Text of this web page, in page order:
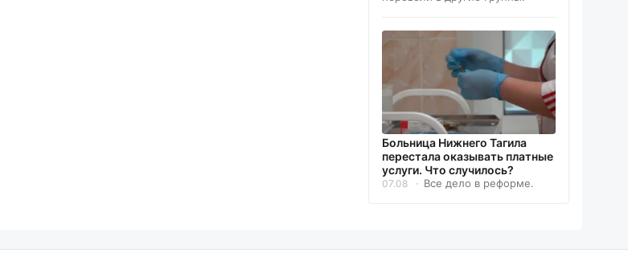
Больница Нижнего Тагила
перестала оказывать платные
услуги. Что случилось?
07.08 Все дело в реформе.